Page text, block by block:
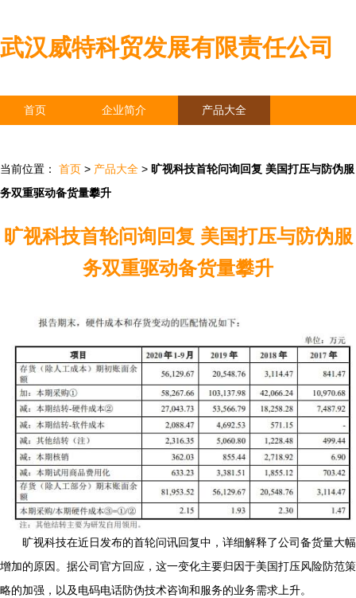
武汉威特科贸发展有限责任公司
首页 企业简介 产品大全
当前位置： 首页 > 产品大全 > 旷视科技首轮问询回复 美国打压与防伪服
务双重驱动备货量攀升
旷视科技首轮问询回复 美国打压与防伪服
务双重驱动备货量攀升
旷视科技在近日发布的首轮问讯回复中，详细解释了公司备货量大幅
增加的原因。据公司官方回应，这一变化主要归因于美国打压风险防范策
略的加强，以及电码电话防伪技术咨询和服务的业务需求上升。